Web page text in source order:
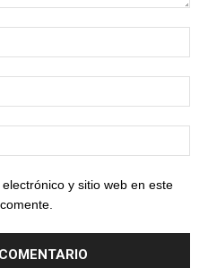
y sitio web en este